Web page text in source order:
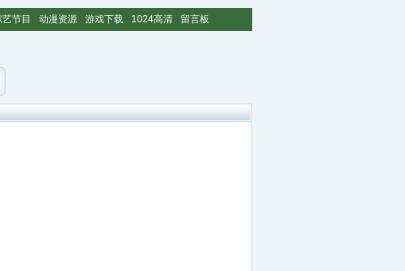
艺节目 动漫资源 游戏下载 1024高清 留言板